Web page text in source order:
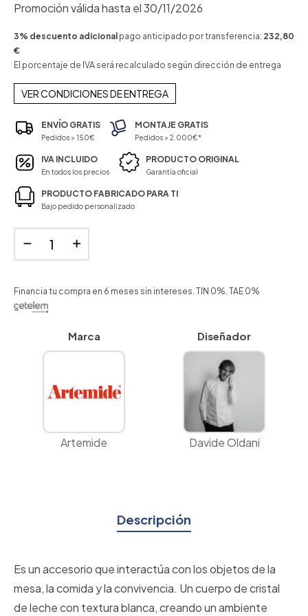
Promoción válida hasta el 30/11/2026
3% descuento adicional pago anticipado por transferencia: 232,80
€
El porcentaje de IVA será recalculado según dirección de entrega
VER CONDICIONES DE ENTREGA
ENVÍO GRATIS
Pedidos > 150€
MONTAJE GRATIS
Pedidos > 2.000€*
IVA INCLUIDO
En todos los precios
PRODUCTO ORIGINAL
Garantía oficial
PRODUCTO FABRICADO PARA TI
Bajo pedido personalizado
Financia tu compra en 6 meses sin intereses. TIN 0%. TAE 0%
Marca
Artemide
Diseñador
Davide Oldani
Descripción
Es un accesorio que interactúa con los objetos de la
mesa, la comida y la convivencia. Un cuerpo de cristal
de leche con textura blanca, creando un ambiente